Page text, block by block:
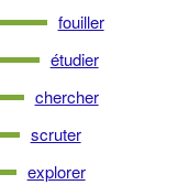
fouiller
étudier
chercher
scruter
explorer